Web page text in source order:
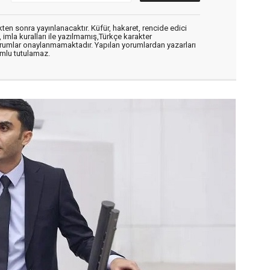
sonra yayınlanacaktır. Küfür, hakaret, rencide edici
kuralları ile yazılmamış,Türkçe karakter
onaylanmamaktadır. Yapılan yorumlardan yazarları
tutulamaz.